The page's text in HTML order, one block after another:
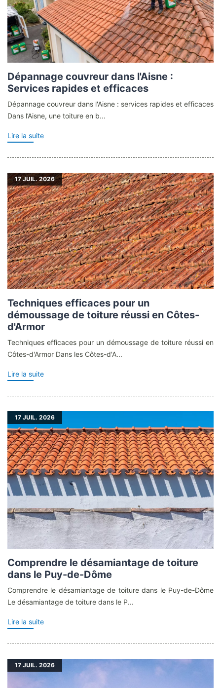
Dépannage couvreur dans l'Aisne :
Services rapides et efficaces
Dépannage couvreur dans l'Aisne : services rapides et efficaces
Dans l’Aisne, une toiture en b...
Lire la suite
17JUIL. 2026
Techniques efficaces pour un
démoussage de toiture réussi en Côtes-
d'Armor
Techniques efficaces pour un démoussage de toiture réussi en
Côtes-d'Armor Dans les Côtes-d'A...
Lire la suite
17 JUIL. 2026
Comprendre le désamiantage de toiture
dans le Puy-de-Dôme
Comprendre le désamiantage de toiture dans le Puy-de-Dôme
Le désamiantage de toiture dans le P...
Lire la suite
17 JUIL. 2026